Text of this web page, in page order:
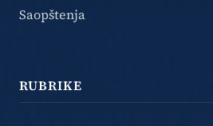
Saopštenja
RUBRIKE